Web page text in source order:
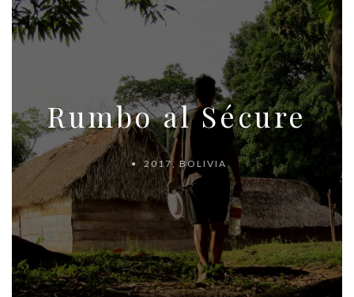
Rumbo al Sécure
2017,BOLIVIA